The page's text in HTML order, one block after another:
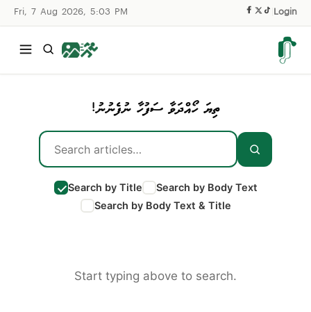
Fri, 7 Aug 2026, 5:03 PM Login
ތިޔަ ހޯއްދަވާ ސަފުހާ ނުފެނުނު!
Search by Title
Search by Body Text
Search by Body Text & Title
Start typing above to search.